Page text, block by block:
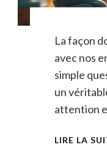
La façon
avec nos
simple
un
attention
LIRE LA